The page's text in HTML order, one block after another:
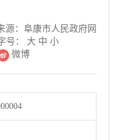
源：阜康市人民政府网
号： 大 中 小
微博